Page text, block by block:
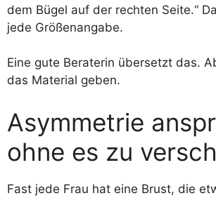
dem Bügel auf der rechten Seite.“
jede Größenangabe.
Eine gute Beraterin übersetzt das.
das Material geben.
Asymmetrie
ohne es zu
Fast jede Frau hat eine Brust, die